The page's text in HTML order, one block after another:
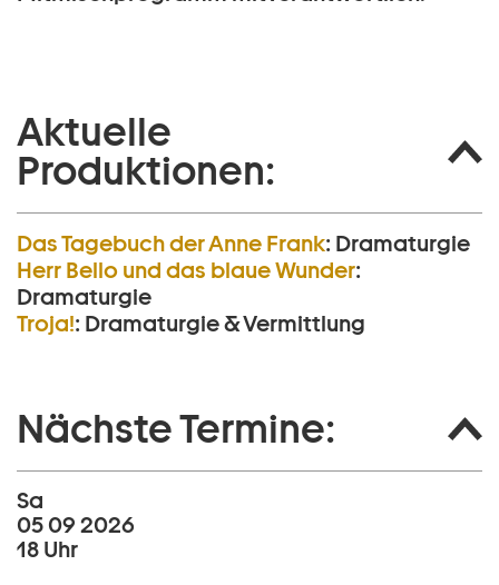
Aktuelle
Produktionen:
Das Tagebuch der Anne Frank: Dramaturgie
Herr Bello und das blaue Wunder:
Dramaturgie
Troja!: Dramaturgie & Vermittlung
Nächste Termine:
Sa
05 09 2026
18 Uhr